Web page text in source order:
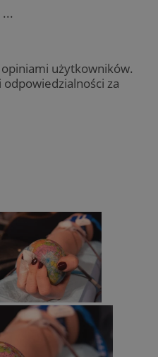
użytkowników.
za